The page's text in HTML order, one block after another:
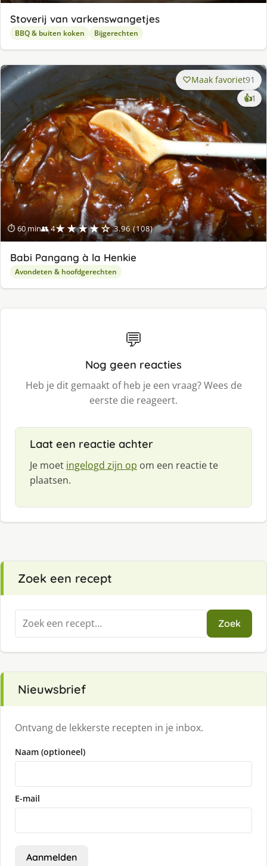
Stoverij van varkenswangetjes
BBQ & buiten koken Bijgerechten
⏱ 60 min👥 4★★★★☆ 3.96 (108)
Maak favoriet91
👍1
Babi Pangang à la Henkie
Avondeten & hoofdgerechten
💬
Nog geen reacties
Heb je dit gemaakt of heb je een vraag? Wees de
eerste die reageert.
Laat een reactie achter
Je moet ingelogd zijn op om een reactie te
plaatsen.
Zoek een recept
Zoeken
naar:
Zoek
Nieuwsbrief
Ontvang de lekkerste recepten in je inbox.
Naam (optioneel)
E-mail
Aanmelden